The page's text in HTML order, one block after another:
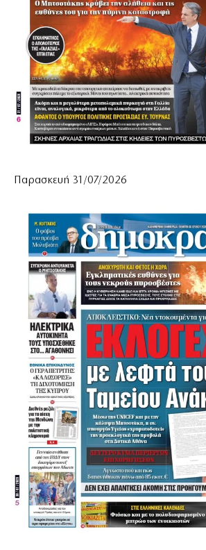
Παρασκευή 31/07/2026